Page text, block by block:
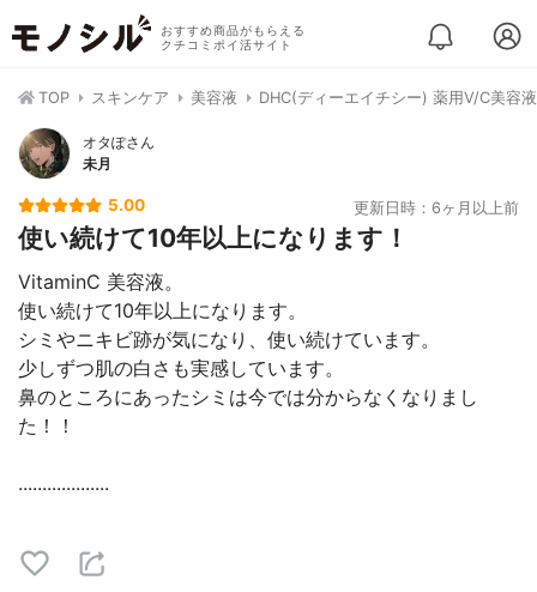
おすすめ商品がもらえる
クチコミポイ活サイト
TOP スキンケア 美容液 DHC(ディーエイチシー) 薬用V/C美容液
オタぽさん
未月
5.00 更新日時：6ヶ月以上前
使い続けて10年以上になります！
VitaminC 美容液。
使い続けて10年以上になります。
シミやニキビ跡が気になり、使い続けています。
少しずつ肌の白さも実感しています。
鼻のところにあったシミは今では分からなくなりまし
た！！
...................